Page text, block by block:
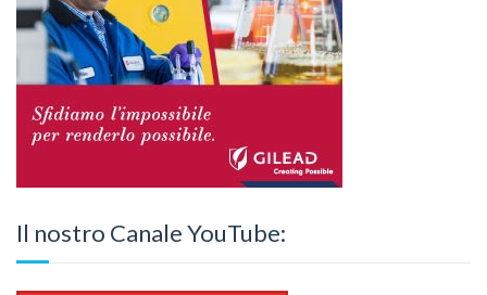
Il nostro Canale YouTube: